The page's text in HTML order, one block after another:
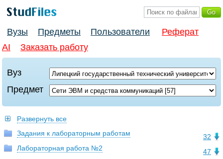
Вузы Предметы Пользователи
Реферат
AI
Заказать работу
Вуз
Предмет
Развернуть все
32
Задания к лабораторным работам
47
Лабораторная работа №2